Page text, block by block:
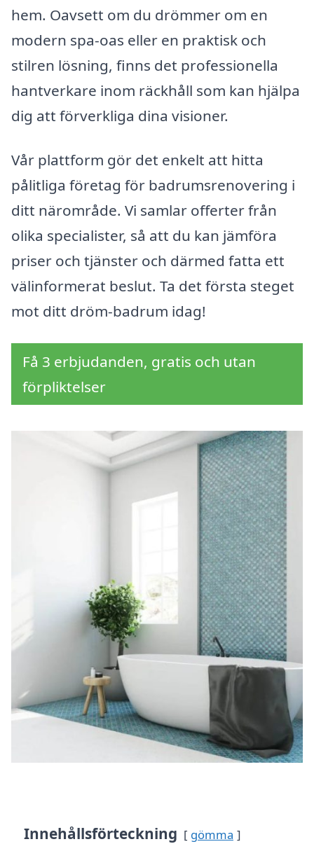
hem. Oavsett om du drömmer om en
modern spa-oas eller en praktisk och
stilren lösning, finns det professionella
hantverkare inom räckhåll som kan hjälpa
dig att förverkliga dina visioner.
Vår plattform gör det enkelt att hitta
pålitliga företag för badrumsrenovering i
ditt närområde. Vi samlar offerter från
olika specialister, så att du kan jämföra
priser och tjänster och därmed fatta ett
välinformerat beslut. Ta det första steget
mot ditt dröm-badrum idag!
Få 3 erbjudanden, gratis och utan
förpliktelser
Innehållsförteckning gömma